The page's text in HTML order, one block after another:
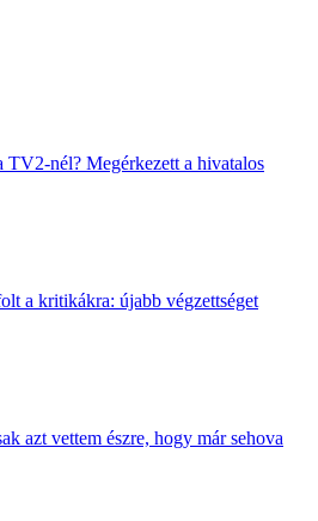
TV2-nél? Megérkezett a hivatalos
a kritikákra: újabb végzettséget
azt vettem észre, hogy már sehova